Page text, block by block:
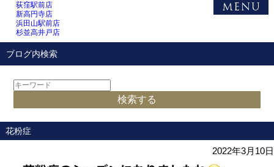
荻窪駅前店
新高円寺店
浜田山駅前店
杉並高井戸店
ブログ内検索
花粉症
2022年3月10日